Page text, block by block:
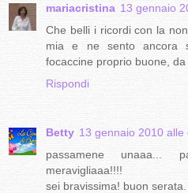
mariacristina 13 gennaio
Che belli i ricordi con la
mia e ne sento ancora
focaccine proprio buone, da
Rispondi
Betty 13 gennaio 2010 alle
passamene unaaa...
meravigliaaa!!!!
sei bravissima! buon serata.